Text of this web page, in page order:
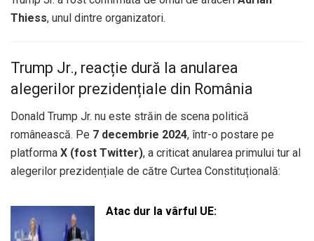
Thiess, unul dintre organizatori.
Trump Jr., reacție dură la anularea
alegerilor prezidențiale din România
Donald Trump Jr. nu este străin de scena politică
românească. Pe 7 decembrie 2024, într-o postare pe
platforma X (fost Twitter), a criticat anularea primului tur al
alegerilor prezidențiale de către Curtea Constituțională:
Atac dur la vârful UE: